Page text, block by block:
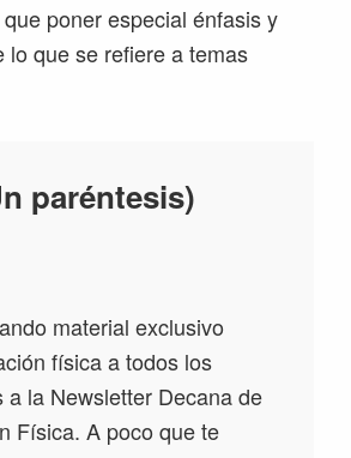
poner especial énfasis y
lo que se refiere a temas
paréntesis)
material exclusivo
física a todos los
a la Newsletter Decana de
Física. A poco que te